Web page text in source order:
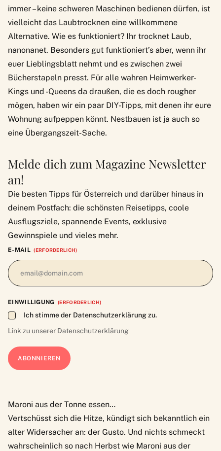
immer – keine schweren Maschinen bedienen dürfen, ist
vielleicht das Laubtrocknen eine willkommene
Alternative. Wie es funktioniert? Ihr trocknet Laub,
nanonanet. Besonders gut funktioniert’s aber, wenn ihr
euer Lieblingsblatt nehmt und es zwischen zwei
Bücherstapeln presst. Für alle wahren Heimwerker-
Kings und -Queens da draußen, die es doch rougher
mögen, haben wir ein paar DIY-Tipps, mit denen ihr eure
Wohnung aufpeppen könnt. Nestbauen ist ja auch so
eine Übergangszeit-Sache.
Melde dich zum Magazine Newsletter
an!
Die besten Tipps für Österreich und darüber hinaus in
deinem Postfach: die schönsten Reisetipps, coole
Ausflugsziele, spannende Events, exklusive
Gewinnspiele und vieles mehr.
E-MAIL (ERFORDERLICH)
EINWILLIGUNG (ERFORDERLICH)
Ich stimme der Datenschutzerklärung zu.
Link zu unserer Datenschutzerklärung
Maroni aus der Tonne essen…
Vertschüsst sich die Hitze, kündigt sich bekanntlich ein
alter Widersacher an: der Gusto. Und nichts schmeckt
wahrscheinlich so nach Herbst wie Maroni aus der